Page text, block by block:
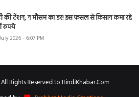
की टेंशन, न मौसम का डर! इस फसल से किसान कमा रहे
रुपये
2026 - 6:07 PM
Rights Reserved to HindiKhabar.Com